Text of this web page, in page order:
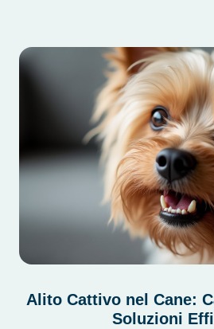
Alito Cattivo nel Cane:
Soluzioni